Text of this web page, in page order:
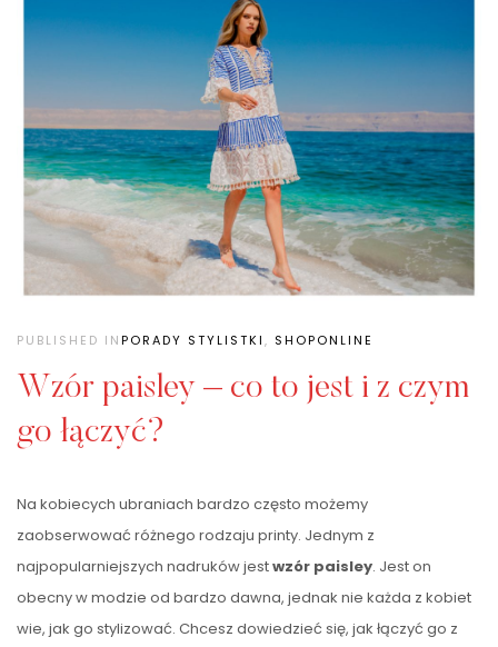
PUBLISHED INPORADY STYLISTKI, SHOPONLINE
Wzór paisley – co to jest i z czym
go łączyć?
Na kobiecych ubraniach bardzo często możemy
zaobserwować różnego rodzaju printy. Jednym z
najpopularniejszych nadruków jestwzór paisley. Jest on
obecny w modzie od bardzo dawna, jednak nie każda z kobiet
wie, jak go stylizować. Chcesz dowiedzieć się, jak łączyć go z